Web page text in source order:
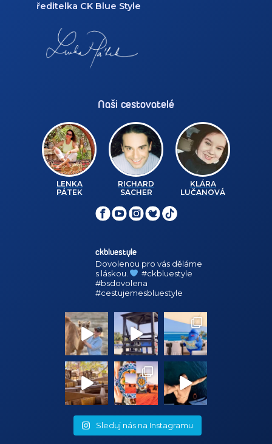
ředitelka CK Blue Style
Naši cestovatelé
LENKA
PÁTEK
RICHARD
SACHER
KLÁRA
LUČANOVÁ
ckbluestyle
Dovolenou pro vás děláme
s láskou.
#ckbluestyle
#bsdovolena
#cestujemesbluestyle
Sleduj nás na Instagramu